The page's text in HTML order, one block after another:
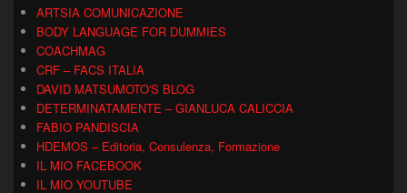
ARTSIA COMUNICAZIONE
BODY LANGUAGE FOR DUMMIES
COACHMAG
CRF – FACS ITALIA
DAVID MATSUMOTO'S BLOG
DETERMINATAMENTE – GIANLUCA CALICCIA
FABIO PANDISCIA
HDEMOS – Editoria, Consulenza, Formazione
IL MIO FACEBOOK
IL MIO YOUTUBE